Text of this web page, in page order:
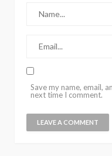
Save my name, email,
next time I comment.